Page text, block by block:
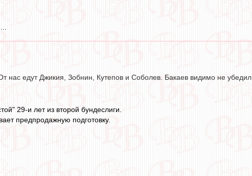
нас едут Джикия, Зобнин, Кутепов и Соболев. Бакаев видимо не убедил.
29-и лет из второй бундеслиги.
предпродажную подготовку.